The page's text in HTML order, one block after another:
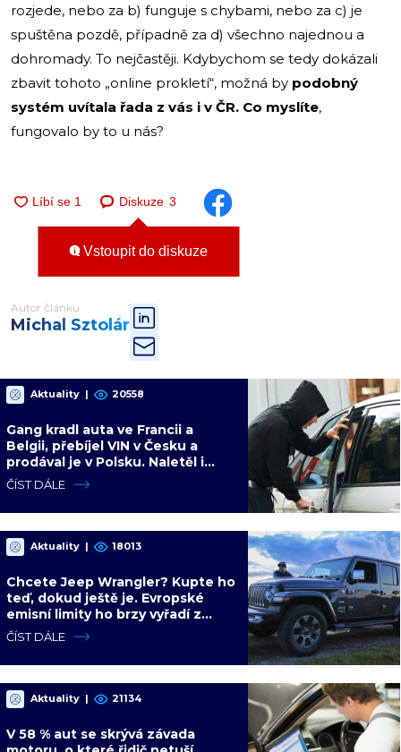
rozjede, nebo za b) funguje s chybami, nebo za c) je
spuštěna pozdě, případně za d) všechno najednou a
dohromady. To nejčastěji. Kdybychom se tedy dokázali
zbavit tohoto „online prokletí“, možná by podobný
systém uvítala řada z vás i v ČR. Co myslíte,
fungovalo by to u nás?
Diskuze 3
Vstoupit do diskuze
Autor článku
Michal Sztolár
Aktuality | 20558
Gang kradl auta ve Francii a
Belgii, přebíjel VIN v Česku a
prodával je v Polsku. Naletěl i
polský vicepremiér
ČÍST DÁLE
Aktuality | 18013
Chcete Jeep Wrangler? Kupte ho
teď, dokud ještě je. Evropské
emisní limity ho brzy vyřadí z
nabídky nadobro
ČÍST DÁLE
Aktuality | 21134
V 58 % aut se skrývá závada